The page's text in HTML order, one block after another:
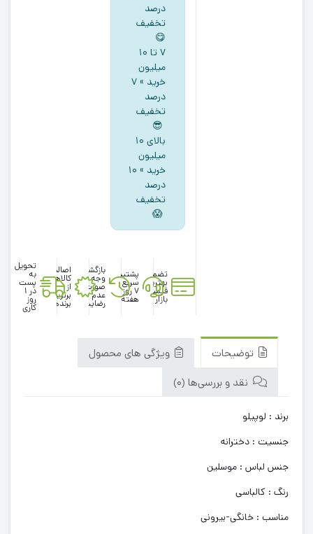
درصد
تخفیف
😋
۷ تا ۱۰
میلیون
خرید » ۷
درصد
تخفیف
😎
بالای ۱۰
میلیون
خرید » ۱۰
درصد
تخفیف
😱
تضمین
بهترین
قیمت
بازار
پشتیبانی
سریع در
۷ روز
هفته
بازگشت
وجه در
صورت
عدم
رضایت
اصالت
کالاها
از
برترین
برندها
تحویل
به
پست
در 1
روز
کاری
توضیحات
ویژگی های محصول
نقد و بررسی‌ها (0)
برند : لوپیلو
جنسیت : دخترانه
جنس لباس : موسلین
رنگ : کالباسی
مناسب : خانگی-بیرونی